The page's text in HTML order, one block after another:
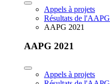
Appels à projets
Résultats de l'AAPG
AAPG 2021
AAPG 2021
Appels à projets